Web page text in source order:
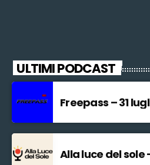
ULTIMI PODCAST
Freepass – 31
Alla luce del sole